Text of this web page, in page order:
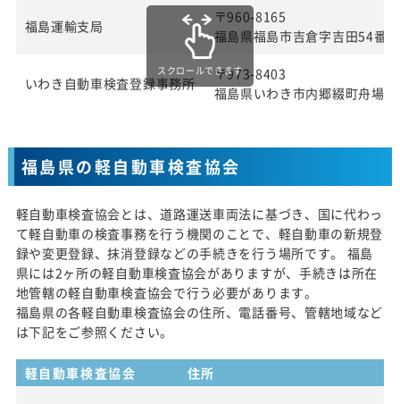
福島運輸支局
〒960-8165
福島県福島市吉倉字吉田54番地
いわき自動車検査登録事務所
〒973-8403
福島県いわき市内郷綴町舟場1
スクロールできます
福島県の軽自動車検査協会
軽自動車検査協会とは、道路運送車両法に基づき、国に代わっ
て軽自動車の検査事務を行う機関のことで、軽自動車の新規登
録や変更登録、抹消登録などの手続きを行う場所です。 福島
県には2ヶ所の軽自動車検査協会がありますが、手続きは所在
地管轄の軽自動車検査協会で行う必要があります。
福島県の各軽自動車検査協会の住所、電話番号、管轄地域など
は下記をご参照ください。
軽自動車検査協会 住所